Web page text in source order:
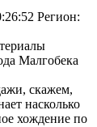
Регион:
Малгобека
скажем,
насколько
хождение по